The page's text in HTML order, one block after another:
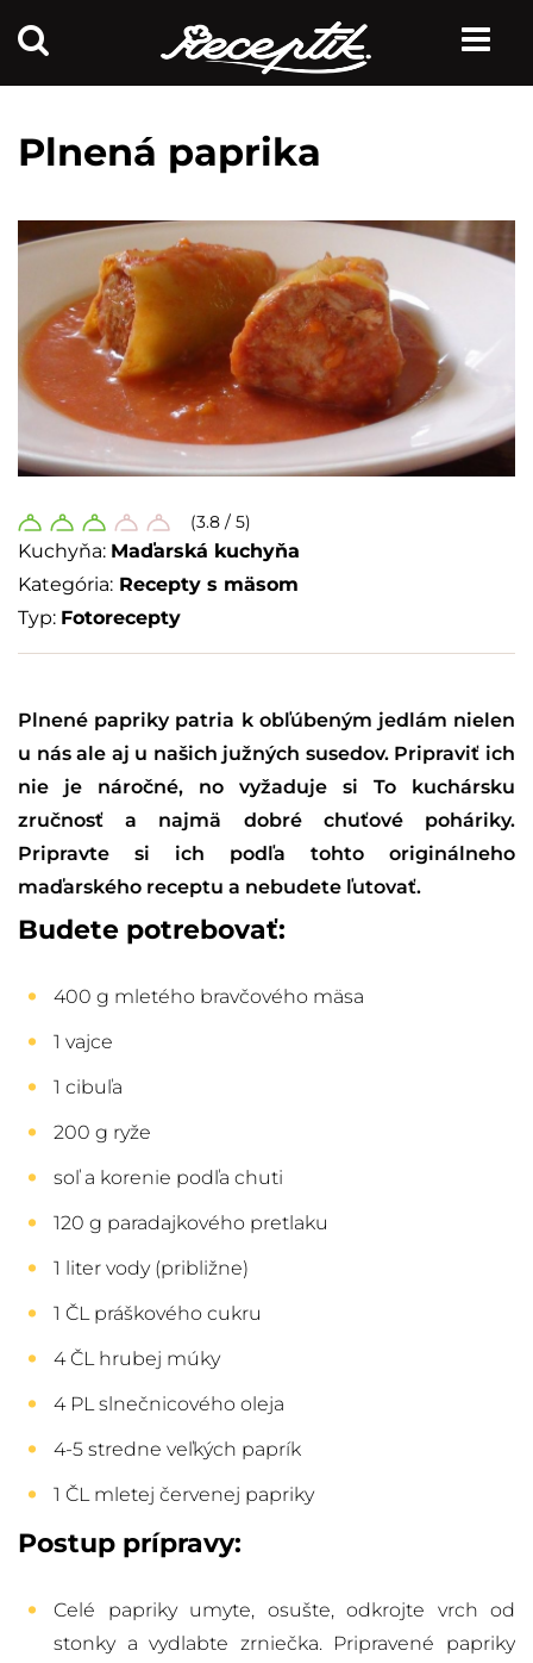
Plnená paprika
(3.8 / 5)
Kuchyňa: Maďarská kuchyňa
Kategória: Recepty s mäsom
Typ: Fotorecepty
Plnené papriky patria k obľúbeným jedlám nielen
u nás ale aj u našich južných susedov. Pripraviť ich
nie je náročné, no vyžaduje si To kuchársku
zručnosť a najmä dobré chuťové poháriky.
Pripravte si ich podľa tohto originálneho
maďarského receptu a nebudete ľutovať.
Budete potrebovať:
400 g mletého bravčového mäsa
1 vajce
1 cibuľa
200 g ryže
soľ a korenie podľa chuti
120 g paradajkového pretlaku
1 liter vody (približne)
1 ČL práškového cukru
4 ČL hrubej múky
4 PL slnečnicového oleja
4-5 stredne veľkých paprík
1 ČL mletej červenej papriky
Postup prípravy:
Celé papriky umyte, osušte, odkrojte vrch od
stonky a vydlabte zrniečka. Pripravené papriky